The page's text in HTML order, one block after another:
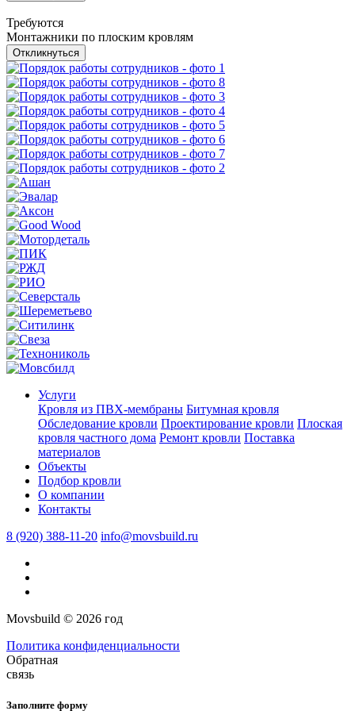
Требуются
Монтажники по плоским кровлям
Откликнуться
Услуги
Кровля из ПВХ-мембраны Битумная кровля
Обследование кровли Проектирование кровли Плоская
кровля частного дома Ремонт кровли Поставка
материалов
Объекты
Подбор кровли
О компании
Контакты
8 (920) 388-11-20 info@movsbuild.ru
Movsbuild © 2026 год
Политика конфиденциальности
Обратная
связь
Заполните форму